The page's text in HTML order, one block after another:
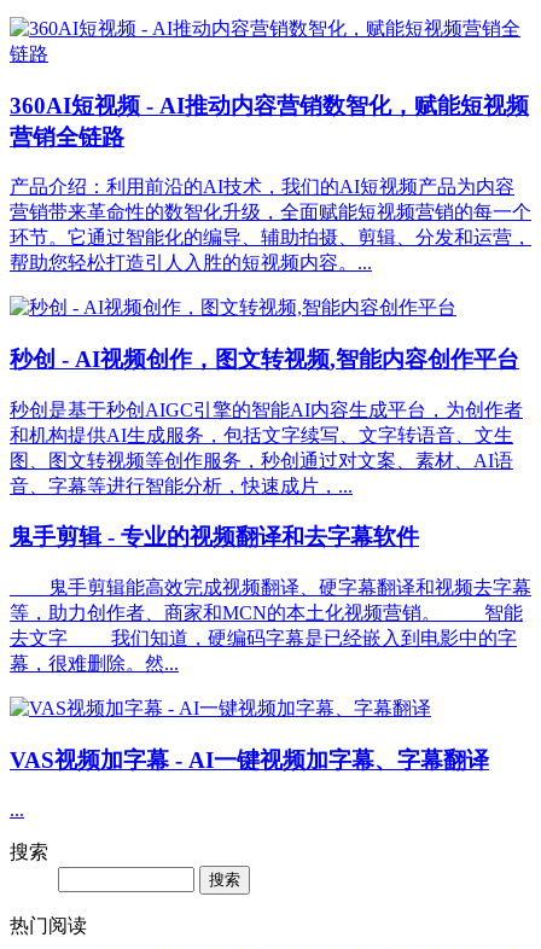
360AI短视频 - AI推动内容营销数智化，赋能短视频
营销全链路
产品介绍：利用前沿的AI技术，我们的AI短视频产品为内容
营销带来革命性的数智化升级，全面赋能短视频营销的每一个
环节。它通过智能化的编导、辅助拍摄、剪辑、分发和运营，
帮助您轻松打造引人入胜的短视频内容。...
秒创 - AI视频创作，图文转视频,智能内容创作平台
秒创是基于秒创AIGC引擎的智能AI内容生成平台，为创作者
和机构提供AI生成服务，包括文字续写、文字转语音、文生
图、图文转视频等创作服务，秒创通过对文案、素材、AI语
音、字幕等进行智能分析，快速成片，...
鬼手剪辑 - 专业的视频翻译和去字幕软件
鬼手剪辑能高效完成视频翻译、硬字幕翻译和视频去字幕
等，助力创作者、商家和MCN的本土化视频营销。 智能
去文字 我们知道，硬编码字幕是已经嵌入到电影中的字
幕，很难删除。然...
VAS视频加字幕 - AI一键视频加字幕、字幕翻译
...
搜索
热门阅读